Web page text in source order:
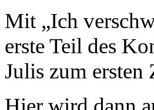
Mit „Ich
erste Teil des
Julis zum ersten